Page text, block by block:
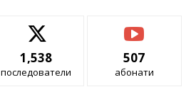
1,538
последователи
507
абонати